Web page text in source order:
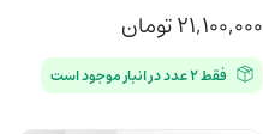
۲۱,۱۰۰,۰۰۰تومان
فقط ۲ عدد در انبار موجود است